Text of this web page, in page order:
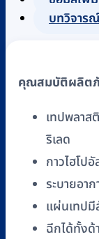
พลาส
ปอร์
(Transpore)
3M
ขนาด
1
นิ้ว
ชนิด
พลาสติก
บทวิจาร
คุณสมบัติผลิต
เทปพลาส
ริเลด
กาวไฮโป
ระบายอา
แผ่นเทปมี
ฉีกได้ทั้งด้